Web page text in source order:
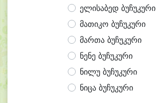
ელისაბედ ბუჩუკური
მათიკო ბუჩუკური
მართა ბუჩუკური
ნენე ბუჩუკური
ნილუ ბუჩუკური
ნიცა ბუჩუკური